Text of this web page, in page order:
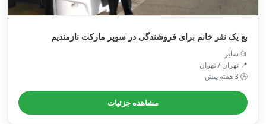
بع یک نفر خانم برای فروشندگی در سوپر مارکت نازمندیم
📂 سایر
📍 تهران / تهران
🕒 3 هفته پیش
مشاهده جزئیات